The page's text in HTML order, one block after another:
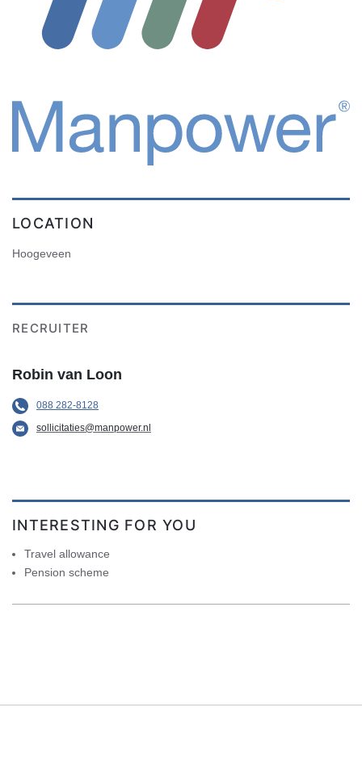
LOCATION
Hoogeveen
RECRUITER
Robin van Loon
088 282-8128
sollicitaties@manpower.nl
INTERESTING FOR YOU
Travel allowance
Pension scheme